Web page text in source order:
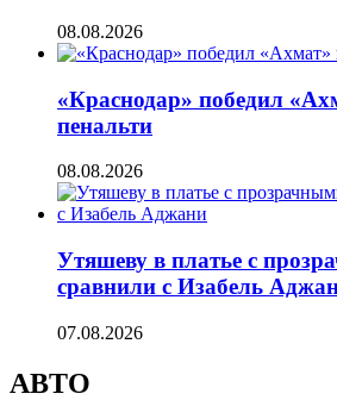
08.08.2026
«Краснодар» победил
пенальти
08.08.2026
Утяшеву в платье с
сравнили с Изабель
07.08.2026
АВТО